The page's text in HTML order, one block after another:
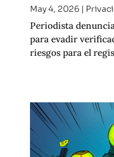
May 4, 2026|
Periodista
para evadir
riesgos para el